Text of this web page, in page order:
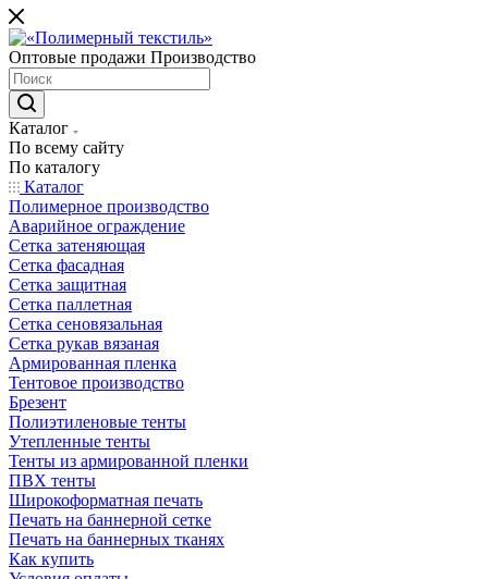
Оптовые продажи Производство
Каталог
По всему сайту
По каталогу
Каталог
Полимерное производство
Аварийное ограждение
Сетка затеняющая
Сетка фасадная
Сетка защитная
Сетка паллетная
Сетка сеновязальная
Сетка рукав вязаная
Армированная пленка
Тентовое производство
Брезент
Полиэтиленовые тенты
Утепленные тенты
Тенты из армированной пленки
ПВХ тенты
Широкоформатная печать
Печать на баннерной сетке
Печать на баннерных тканях
Как купить